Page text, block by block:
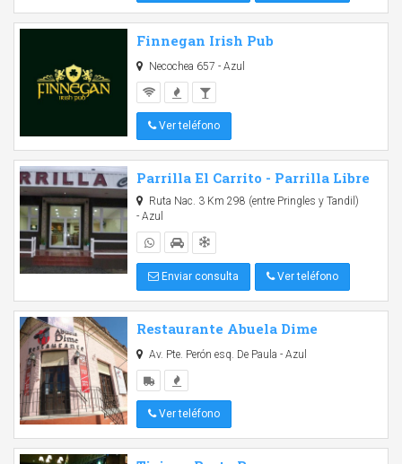
Finnegan Irish Pub
Necochea 657 - Azul
Ver teléfono
Parrilla El Carrito - Parrilla Libre
Ruta Nac. 3 Km 298 (entre Pringles y Tandil)
- Azul
Enviar consulta Ver teléfono
Restaurante Abuela Dime
Av. Pte. Perón esq. De Paula - Azul
Ver teléfono